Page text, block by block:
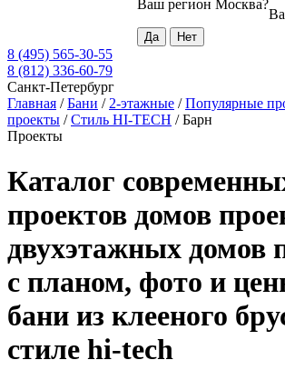
Ваш регион Москва?
8 (495) 565-30-55
8 (812) 336-60-79
Санкт-Петербург
Главная /Бани / 2-этажные /Популярные
проекты /Стиль HI-TECH /Барн
Проекты
Каталог
проектов домов
двухэтажных домов
с планом, фото и
бани из клееного
стиле hi-tech